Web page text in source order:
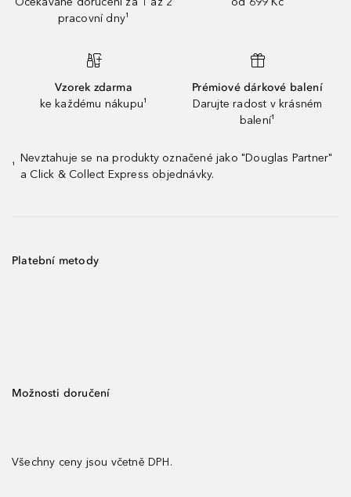
pracovní dny¹
Vzorek zdarma
ke každému nákupu¹
Prémiové dárkové balení
Darujte radost v krásném
balení¹
¹
Nevztahuje se na produkty označené jako "Douglas Partner"
a Click & Collect Express objednávky.
Platební metody
Možnosti doručení
Všechny ceny jsou včetně DPH.